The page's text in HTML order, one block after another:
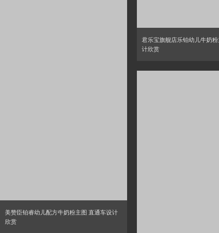
美赞臣铂睿幼儿配方牛奶粉主图 直通车设计
欣赏
君乐宝旗舰店乐铂幼儿牛奶
计欣赏